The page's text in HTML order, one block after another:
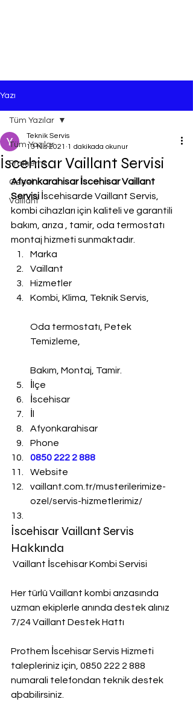
Yazı
Tüm Yazılar
Protherm
Genel
Vaillant
Tüm Yazılar
İscehisar Vaillant Servisi
Teknik Servis
13 Nis 2021 1 dakikada okunur
Afyonkarahisar İscehisar Vaillant
Servisi İscehisarde Vaillant Servis,
kombi cihazları için kaliteli ve garantili
bakım, arıza , tamir, oda termostatı
montaj hizmeti sunmaktadır.
Marka
Vaillant
Hizmetler
Kombi, Klima, Teknik Servis,
Oda termostatı, Petek
Temizleme,
Bakım, Montaj, Tamir.
İlçe
İscehisar
Afyonkarahisar
Phone
0850 222 2 888
Website
vaillant.com.tr/musterilerimize-
ozel/servis-hizmetlerimiz/
İscehisar Vaillant Servis
Hakkında
Vaillant İscehisar Kombi Servisi
Her türlü Vaillant kombi arızasında
uzman ekiplerle anında destek alınız
7/24 Vaillant Destek Hattı
Prothem İscehisar Servis Hizmeti
talepleriniz için, 0850 222 2 888
numarali telefondan teknik destek
aþabilirsiniz.